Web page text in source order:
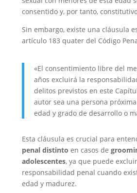
consentido y, por tanto,
Sin embargo, existe una cláusula
artículo 183 quater del Código
«El consentimiento libre del
años excluirá la
delitos previstos en este
autor sea una persona
edad y grado de desarrollo o
Esta cláusula es crucial para
penal distinto en casos de
adolescentes, ya que puede
responsabilidad penal cuando
edad y madurez.